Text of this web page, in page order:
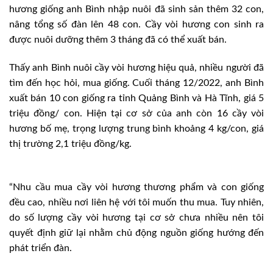
hương giống anh Bình nhập nuôi đã sinh sản thêm 32 con,
nâng tổng số đàn lên 48 con. Cầy vòi hương con sinh ra
được nuôi dưỡng thêm 3 tháng đã có thể xuất bán.
Thấy anh Bình nuôi cầy vòi hương hiệu quả, nhiều người đã
tìm đến học hỏi, mua giống. Cuối tháng 12/2022, anh Bình
xuất bán 10 con giống ra tỉnh Quảng Bình và Hà Tĩnh, giá 5
triệu đồng/ con. Hiện tại cơ sở của anh còn 16 cầy vòi
hương bố mẹ, trọng lượng trung bình khoảng 4 kg/con, giá
thị trường 2,1 triệu đồng/kg.
“Nhu cầu mua cầy vòi hương thương phẩm và con giống
đều cao, nhiều nơi liên hệ với tôi muốn thu mua. Tuy nhiên,
do số lượng cầy vòi hương tại cơ sở chưa nhiều nên tôi
quyết định giữ lại nhằm chủ động nguồn giống hướng đến
phát triển đàn.